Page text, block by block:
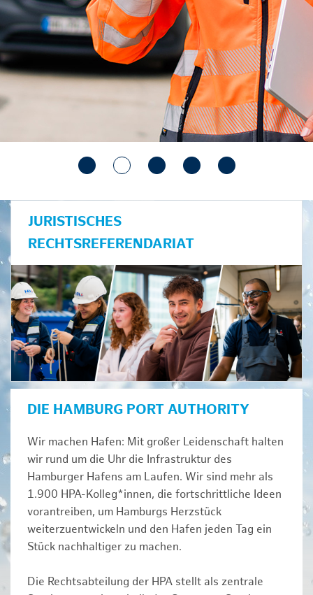
JURISTISCHES
RECHTSREFERENDARIAT
DIE HAMBURG PORT AUTHORITY
Wir machen Hafen: Mit großer Leidenschaft halten
wir rund um die Uhr die Infrastruktur des
Hamburger Hafens am Laufen. Wir sind mehr als
1.900 HPA-Kolleg*innen, die fortschrittliche Ideen
vorantreiben, um Hamburgs Herzstück
weiterzuentwickeln und den Hafen jeden Tag ein
Stück nachhaltiger zu machen.
Die Rechtsabteilung der HPA stellt als zentrale